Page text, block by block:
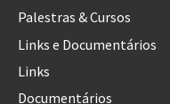
Palestras & Cursos
Links e Documentários
Links
Documentários